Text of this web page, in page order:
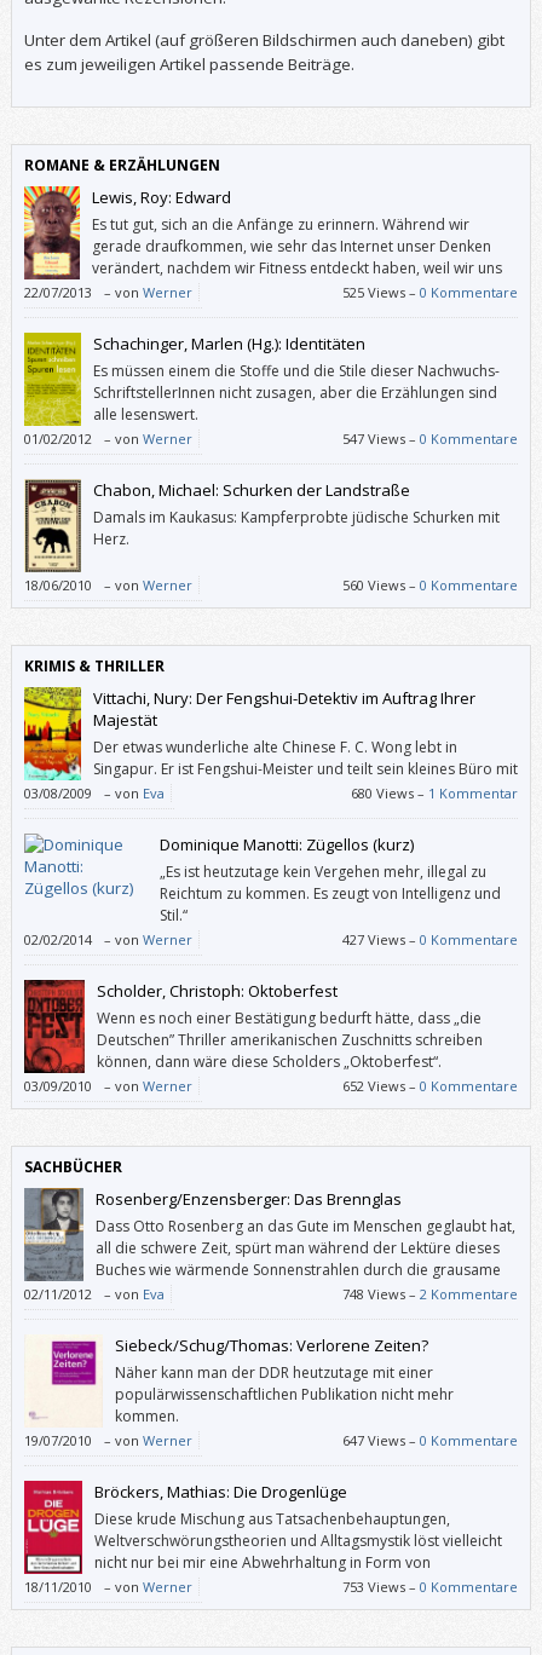
Unter dem Artikel (auf größeren Bildschirmen auch daneben) gibt
es zum jeweiligen Artikel passende Beiträge.
ROMANE & ERZÄHLUNGEN
Lewis, Roy: Edward
Es tut gut, sich an die Anfänge zu erinnern. Während wir
gerade draufkommen, wie sehr das Internet unser Denken
verändert, nachdem wir Fitness entdeckt haben, weil wir uns
in der Arbeit nicht mehr oder ungesund bewegen, tut es gut,
sich zu besinnen, wie das alles begann und wo wir herkommen. – Von
den Bäumen.
22/07/2013 – von Werner 525 Views –0 Kommentare
Schachinger, Marlen (Hg.): Identitäten
Es müssen einem die Stoffe und die Stile dieser Nachwuchs-
SchriftstellerInnen nicht zusagen, aber die Erzählungen sind
alle lesenswert.
01/02/2012 – von Werner 547 Views –0 Kommentare
Chabon, Michael: Schurken der Landstraße
Damals im Kaukasus: Kampferprobte jüdische Schurken mit
Herz.
18/06/2010 – von Werner 560 Views –0 Kommentare
KRIMIS & THRILLER
Vittachi, Nury: Der Fengshui-Detektiv im Auftrag Ihrer
Majestät
Der etwas wunderliche alte Chinese F. C. Wong lebt in
Singapur. Er ist Fengshui-Meister und teilt sein kleines Büro mit
seiner eigensinnigen jungen Assistentin Joyce und seiner
ausschließlich an Nagelpflege interessierten Sekretärin Winnie, die ihm
beide überaus auf die Nerven gehen. Da sein Fengshui-Können auch die
Reinigung der Atmosphäre nach einem Verbrechen umfasst, passiert es
des Öfteren, dass Wong und Joyce diese Verbrechen auch gleich
aufklären
03/08/2009 – von Eva 680 Views – 1 Kommentar
Dominique Manotti: Zügellos (kurz)
„Es ist heutzutage kein Vergehen mehr, illegal zu
Reichtum zu kommen. Es zeugt von Intelligenz und
Stil.“
02/02/2014 – von Werner 427 Views –0 Kommentare
Scholder, Christoph: Oktoberfest
Wenn es noch einer Bestätigung bedurft hätte, dass „die
Deutschen” Thriller amerikanischen Zuschnitts schreiben
können, dann wäre diese Scholders „Oktoberfest“.
03/09/2010 – von Werner 652 Views –0 Kommentare
SACHBÜCHER
Rosenberg/Enzensberger: Das Brennglas
Dass Otto Rosenberg an das Gute im Menschen geglaubt hat,
all die schwere Zeit, spürt man während der Lektüre dieses
Buches wie wärmende Sonnenstrahlen durch die grausame
Kälte all der geschilderten Ereignisse hindurch. Das mag jetzt
pathetisch klingen: Im Gegensatz dazu hat das Buch gar nichts
Pathetisches an sich. Es ist schlicht die Wahrheit, von einem Menschen
erzählt, der größer war als alle, die ihn klein machen wollten.
02/11/2012 – von Eva 748 Views –2 Kommentare
Siebeck/Schug/Thomas: Verlorene Zeiten?
Näher kann man der DDR heutzutage mit einer
populärwissenschaftlichen Publikation nicht mehr
kommen.
19/07/2010 – von Werner 647 Views –0 Kommentare
Bröckers, Mathias: Die Drogenlüge
Diese krude Mischung aus Tatsachenbehauptungen,
Weltverschwörungstheorien und Alltagsmystik löst vielleicht
nicht nur bei mir eine Abwehrhaltung in Form von
Kopfschütteln aus.
18/11/2010 – von Werner 753 Views –0 Kommentare